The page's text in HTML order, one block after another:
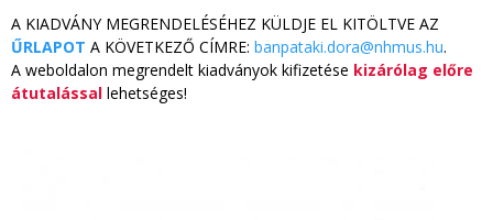
A KIADVÁNY MEGRENDELÉSÉHEZ KÜLDJE EL KITÖLTVE AZ
ŰRLAPOT A KÖVETKEZŐ CÍMRE: banpataki.dora@nhmus.hu.
A weboldalon megrendelt kiadványok kifizetése kizárólag előre
átutalással lehetséges!